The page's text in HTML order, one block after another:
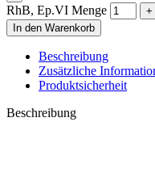
RhB, Ep.VI Menge
In den Warenkorb
Beschreibung
Zusätzliche
Produktsicherheit
Beschreibung